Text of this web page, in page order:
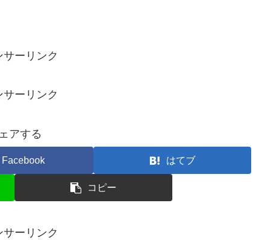
サーリンク
サーリンク
アする
Facebook はてブ
コピー
サーリンク